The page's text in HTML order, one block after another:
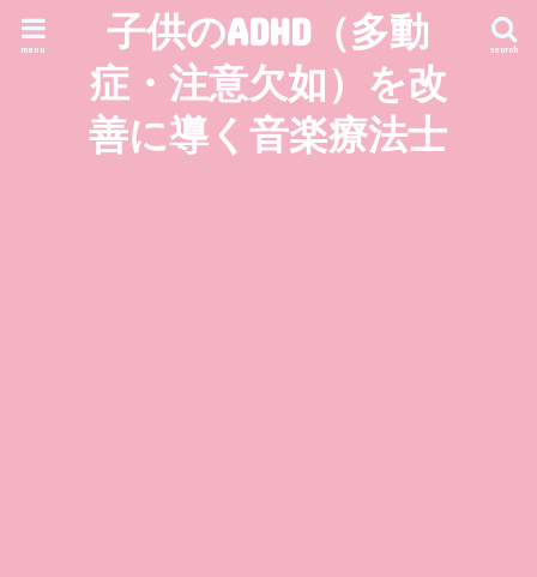
子供のADHD（多動
症・注意欠如）を改
善に導く音楽療法士
search
menu